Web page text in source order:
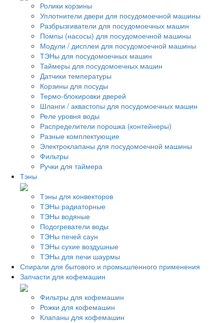
Ролики корзины
Уплотнители двери для посудомоечной машины
Разбрызгиватели для посудомоечных машин
Помпы (насосы) для посудомоечной машины
Модули / дисплеи для посудомоечной машины
ТЭНы для посудомоечных машин
Таймеры для посудомоечных машин
Датчики температуры
Корзины для посуды
Термо-блокировки дверей
Шланги / аквастопы для посудомоечных машин
Реле уровня воды
Распределители порошка (контейнеры)
Разные комплектующие
Электроклапаны для посудомоечной машины
Фильтры
Ручки для таймера
Тэны
Тэны для конвекторов
ТЭНы радиаторные
ТЭНы водяные
Подогреватели воды
ТЭНы печей саун
ТЭНы сухие воздушные
ТЭНы для печи шаурмы
Спирали для бытового и промышленного применения
Запчасти для кофемашин
Фильтры для кофемашин
Рожки для кофемашин
Клапаны для кофемашин